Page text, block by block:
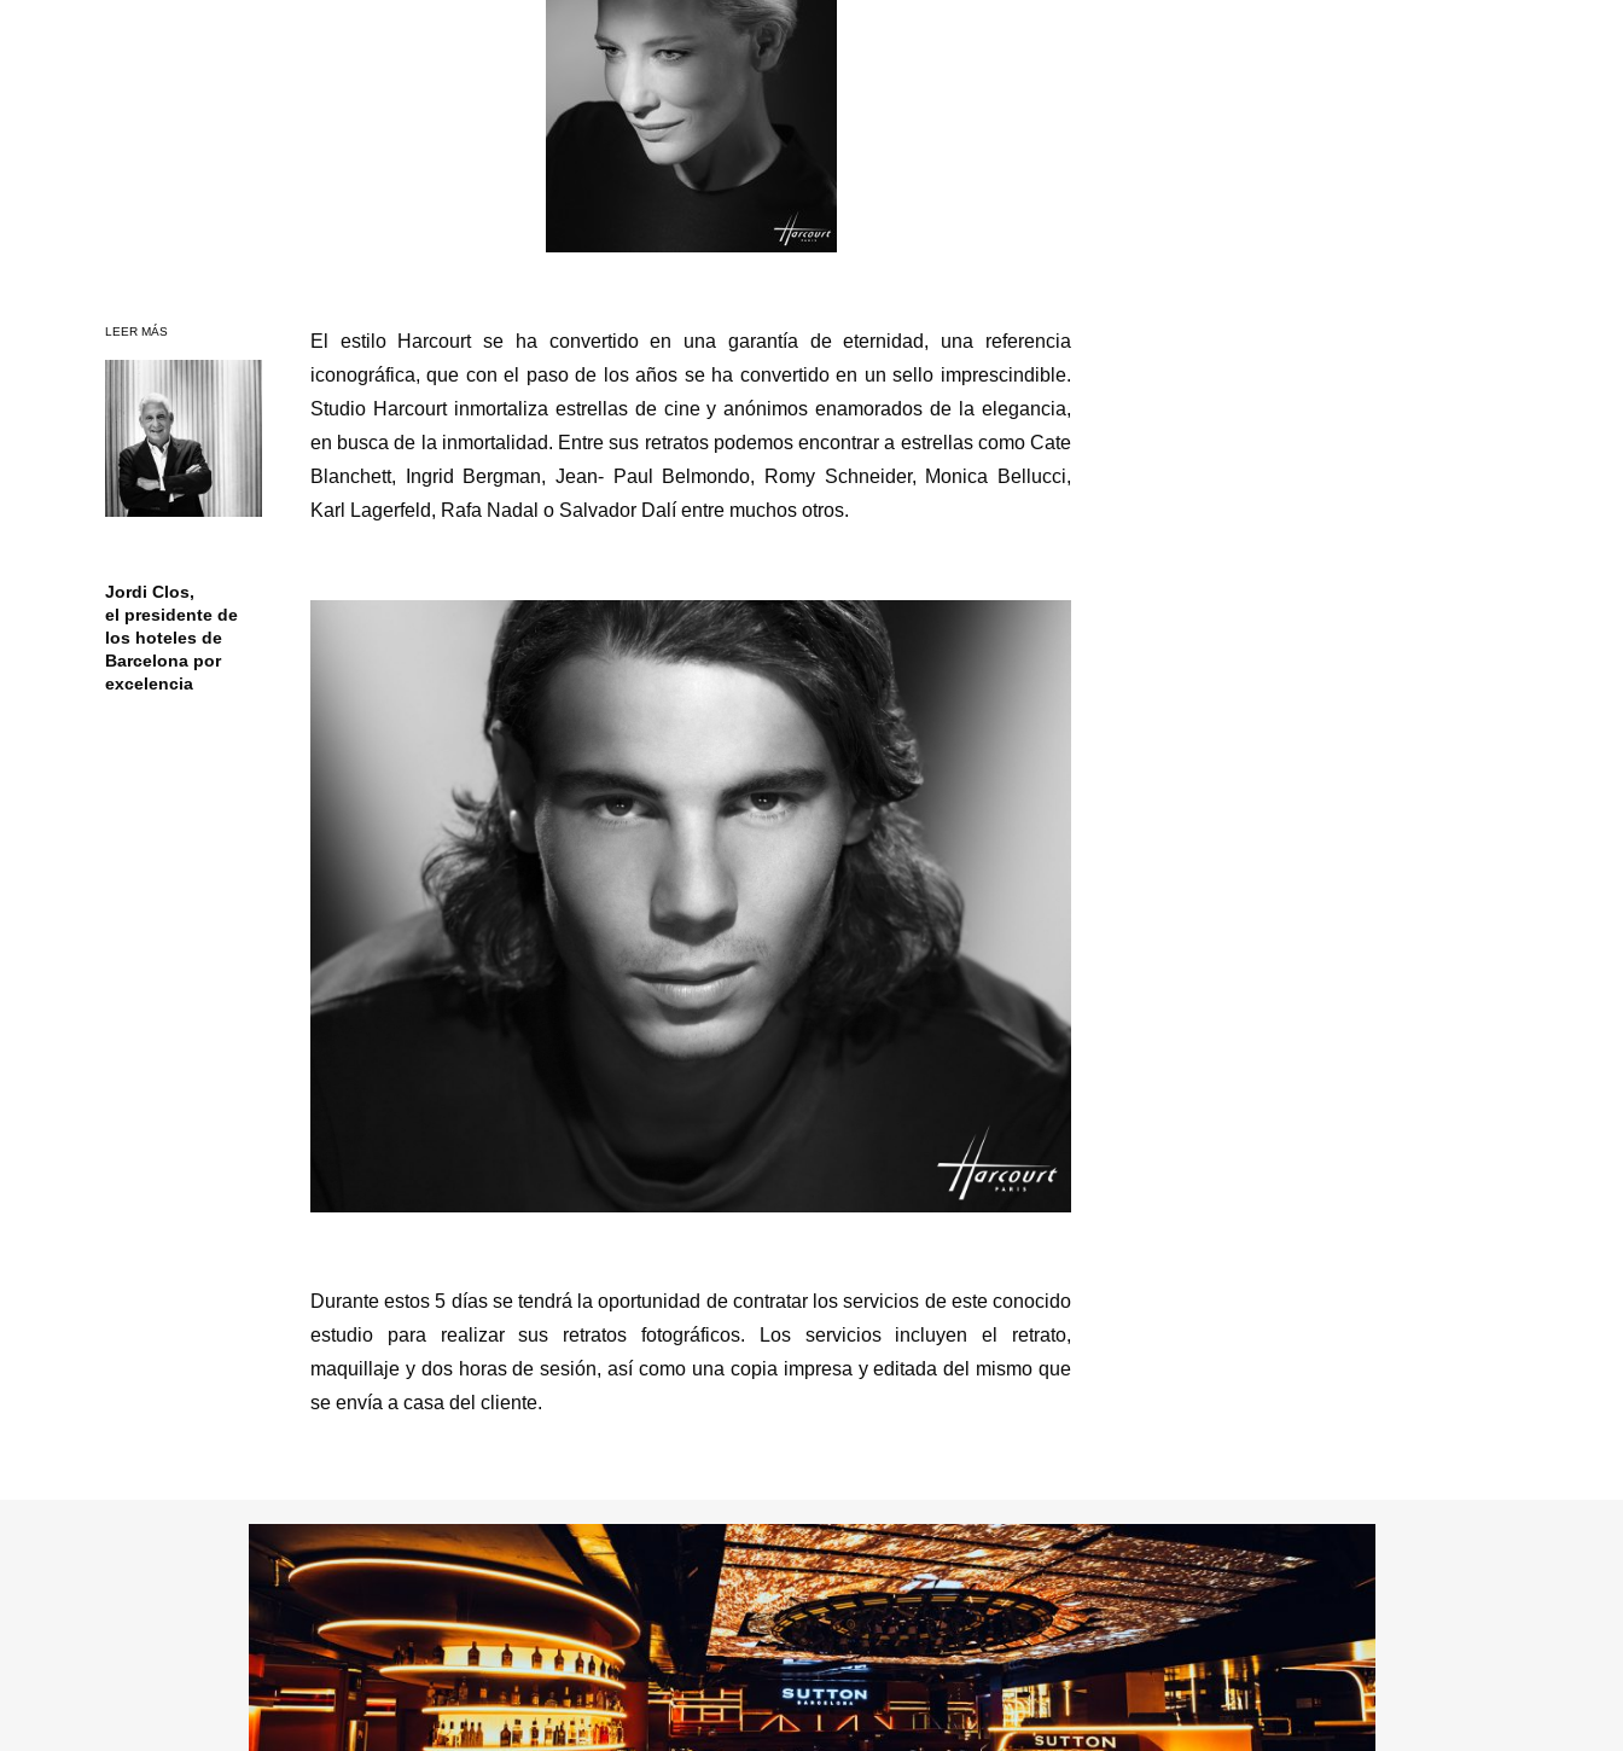
LEER MÁS
Jordi Clos,
el presidente de
los hoteles de
Barcelona por
excelencia
El estilo Harcourt se ha convertido en una garantía de eternidad, una referencia
iconográfica, que con el paso de los años se ha convertido en un sello imprescindible.
Studio Harcourt inmortaliza estrellas de cine y anónimos enamorados de la elegancia,
en busca de la inmortalidad. Entre sus retratos podemos encontrar a estrellas como Cate
Blanchett, Ingrid Bergman, Jean- Paul Belmondo, Romy Schneider, Monica Bellucci,
Karl Lagerfeld, Rafa Nadal o Salvador Dalí entre muchos otros.
Durante estos 5 días se tendrá la oportunidad de contratar los servicios de este conocido
estudio para realizar sus retratos fotográficos. Los servicios incluyen el retrato,
maquillaje y dos horas de sesión, así como una copia impresa y editada del mismo que
se envía a casa del cliente.